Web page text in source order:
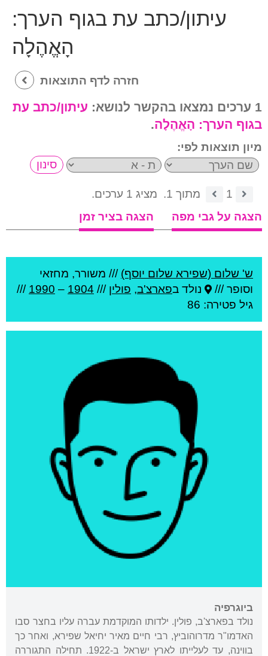
עיתון/כתב עת בגוף הערך:
הָאֱהֶלָה
חזרה לדף התוצאות
1 ערכים נמצאו בהקשר לנושא:
עיתון/כתב עת
בגוף הערך: הָאֱהֶלָה.
מיון תוצאות לפי:
1 מתוך 1.
מציג 1 ערכים.
הצגה על גבי מפה
הצגה בציר זמן
ש' שלום (שפירא שלום יוסף) /// משורר, מחזאי
וסופר ///
נולד בפארצ'ב, פולין ///
1904
–
1990
///
גיל פטירה: 86
ביוגרפיה
נולד בפארצ'ב, פולין. ילדותו המוקדמת עברה עליו בחצר סבו
האדמו"ר מדרוהוביץ, רבי חיים מאיר יחיאל שפירא, ואחר כך
בווינה, עד לעלייתו לארץ ישראל ב-1922. תחילה התגוררה